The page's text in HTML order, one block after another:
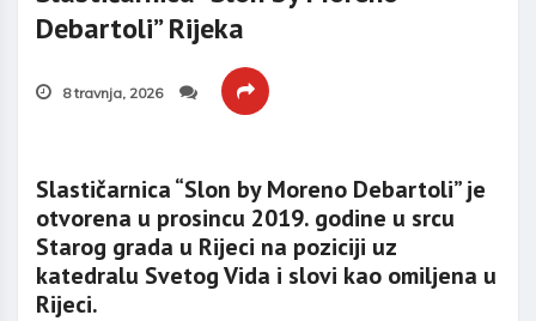
Debartoli” Rijeka
8 travnja, 2026
Slastičarnica “Slon by Moreno Debartoli” je
otvorena u prosincu 2019. godine u srcu
Starog grada u Rijeci na poziciji uz
katedralu Svetog Vida i slovi kao omiljena u
Rijeci.